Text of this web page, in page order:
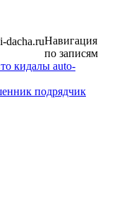
Навигация
по записям
кидалы auto-
подрядчик